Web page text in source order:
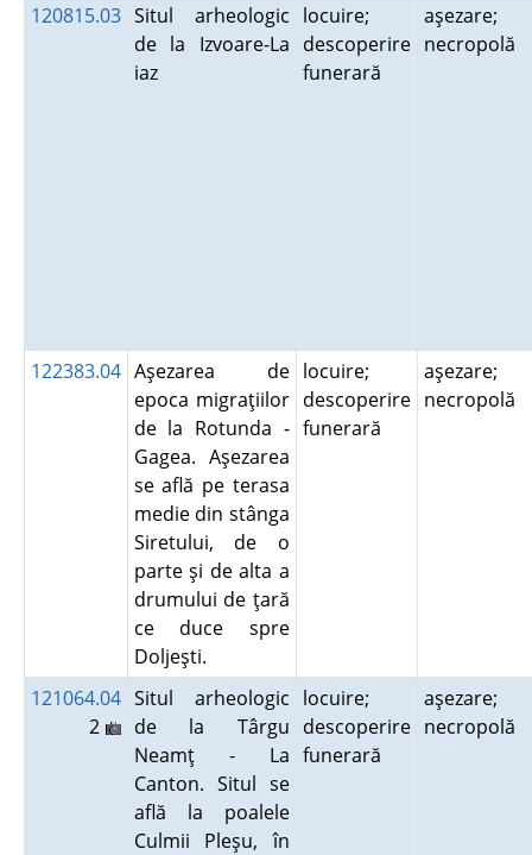
120815.03 Situl arheologic
de la Izvoare-La
iaz
locuire;
descoperire
funerară
aşezare;
necropolă
122383.04 Aşezarea de
epoca migraţiilor
de la Rotunda -
Gagea. Aşezarea
se află pe terasa
medie din stânga
Siretului, de o
parte şi de alta a
drumului de ţară
ce duce spre
Doljeşti.
locuire;
descoperire
funerară
aşezare;
necropolă
121064.04
2
Situl arheologic
de la Târgu
Neamţ - La
Canton. Situl se
află la poalele
Culmii Pleşu, în
locuire;
descoperire
funerară
aşezare;
necropolă